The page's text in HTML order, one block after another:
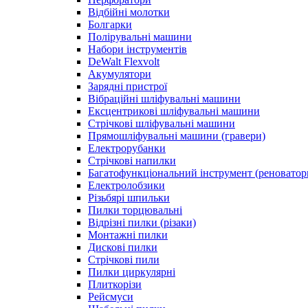
Відбійні молотки
Болгарки
Полірувальні машини
Набори інструментів
DeWalt Flexvolt
Акумулятори
Зарядні пристрої
Вібраційні шліфувальні машини
Ексцентрикові шліфувальні машини
Стрічкові шліфувальні машини
Прямошліфувальні машини (гравери)
Електрорубанки
Стрічкові напилки
Багатофункціональний інструмент
Електролобзики
Різьбярі шпильки
Пилки торцювальні
Відрізні пилки (різаки)
Монтажні пилки
Дискові пилки
Стрічкові пили
Пилки циркулярні
Плиткорізи
Рейсмуси